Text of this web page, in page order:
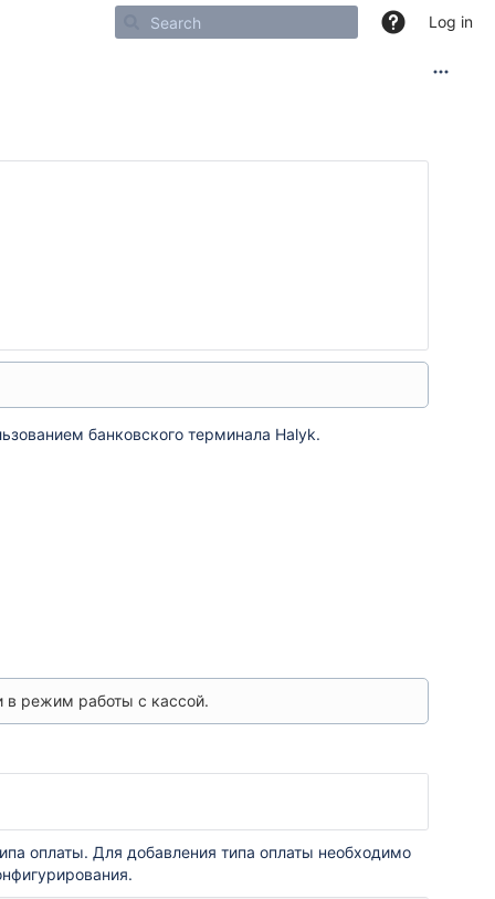
Log in
банковского терминала Halyk.
в режим работы с кассой.
оплаты. Для добавления типа оплаты необходимо